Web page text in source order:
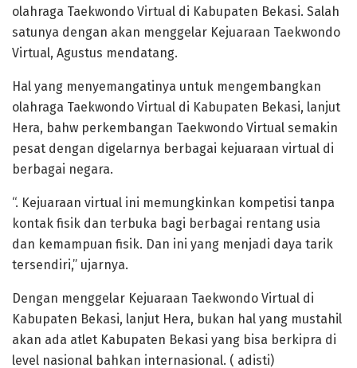
olahraga Taekwondo Virtual di Kabupaten Bekasi. Salah
satunya dengan akan menggelar Kejuaraan Taekwondo
Virtual, Agustus mendatang.
Hal yang menyemangatinya untuk mengembangkan
olahraga Taekwondo Virtual di Kabupaten Bekasi, lanjut
Hera, bahw perkembangan Taekwondo Virtual semakin
pesat dengan digelarnya berbagai kejuaraan virtual di
berbagai negara.
“. Kejuaraan virtual ini memungkinkan kompetisi tanpa
kontak fisik dan terbuka bagi berbagai rentang usia
dan kemampuan fisik. Dan ini yang menjadi daya tarik
tersendiri,” ujarnya.
Dengan menggelar Kejuaraan Taekwondo Virtual di
Kabupaten Bekasi, lanjut Hera, bukan hal yang mustahil
akan ada atlet Kabupaten Bekasi yang bisa berkipra di
level nasional bahkan internasional. ( adisti)